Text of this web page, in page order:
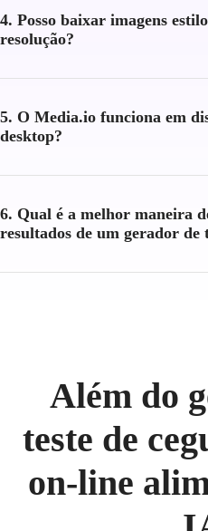
4. Posso baixar imagens
resolução?
5. O Media.io funciona em
desktop?
6. Qual é a melhor maneira
resultados de um gerador de
Além do
teste de
on-line